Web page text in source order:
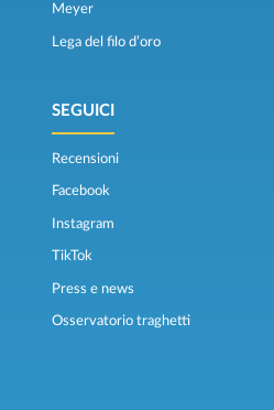
Meyer
Lega del filo d’oro
SEGUICI
Recensioni
Facebook
Instagram
TikTok
Press e news
Osservatorio traghetti